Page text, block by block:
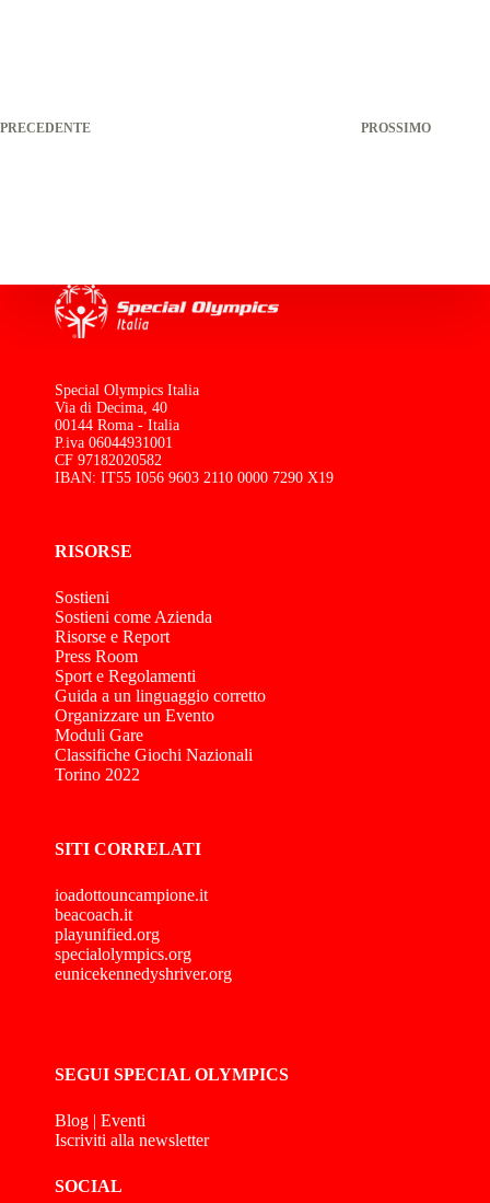
PRECEDENTE PROSSIMO
Special Olympics Italia
Via di Decima, 40
00144 Roma - Italia
P.iva 06044931001
CF 97182020582
IBAN: IT55 I056 9603 2110 0000 7290 X19
RISORSE
Sostieni
Sostieni come Azienda
Risorse e Report
Press Room
Sport e Regolamenti
Guida a un linguaggio corretto
Organizzare un Evento
Moduli Gare
Classifiche Giochi Nazionali
Torino 2022
SITI CORRELATI
ioadottouncampione.it
beacoach.it
playunified.org
specialolympics.org
eunicekennedyshriver.org
SEGUI SPECIAL OLYMPICS
Blog | Eventi
Iscriviti alla newsletter
SOCIAL